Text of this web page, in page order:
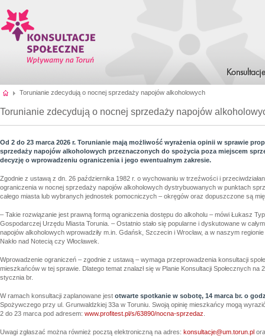
Torunianie zdecydują o nocnej sprzedaży napojów alkoholowych
Torunianie zdecydują o nocnej sprzedaży napojów
Od 2 do 23 marca 2026 r. Torunianie mają możliwość wyrażenia opinii w sprawie
sprzedaży napojów alkoholowych przeznaczonych do spożycia poza miejscem
decyzję o wprowadzeniu ograniczenia i jego ewentualnym zakresie.
Zgodnie z ustawą z dn. 26 października 1982 r. o wychowaniu w trzeźwości i
ograniczenia w nocnej sprzedaży napojów alkoholowych dystrybuowanych w punktach
całego miasta lub wybranych jednostek pomocniczych – okręgów oraz dopuszczone są
– Takie rozwiązanie jest prawną formą ograniczenia dostępu do alkoholu – mówi Łukasz
Gospodarczej Urzędu Miasta Torunia. – Ostatnio stało się popularne i dyskutowane w
napojów alkoholowych wprowadziły m.in. Gdańsk, Szczecin i Wrocław, a w naszym
Nakło nad Notecią czy Włocławek.
Wprowadzenie ograniczeń – zgodnie z ustawą – wymaga przeprowadzenia konsultacji
mieszkańców w tej sprawie. Dlatego temat znalazł się w Planie Konsultacji Społecznych na
stycznia br.
W ramach konsultacji zaplanowane jest otwarte spotkanie w sobotę, 14 marca br. o
Spożywczego przy ul. Grunwaldzkiej 33a w Toruniu. Swoją opinię mieszkańcy mogą
2 do 23 marca pod adresem: www.profitest.pl/s/63890/nocna-sprzedaz
Uwagi zgłaszać można również pocztą elektroniczną na adres: konsultacje@um.torun.pl